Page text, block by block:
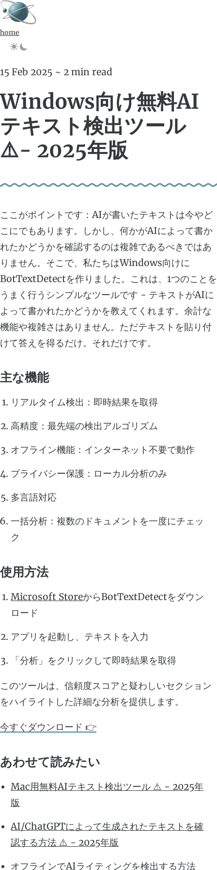
home
15 Feb 2025 ~ 2 min read
Windows向け無料AI
テキスト検出ツール
⚠️- 2025年版
ここがポイントです：AIが書いたテキストは今やど
こにでもあります。しかし、何かがAIによって書か
れたかどうかを確認するのは複雑であるべきではあ
りません。そこで、私たちはWindows向けに
BotTextDetectを作りました。これは、1つのことを
うまく行うシンプルなツールです - テキストがAIに
よって書かれたかどうかを教えてくれます。余計な
機能や複雑さはありません。ただテキストを貼り付
けて答えを得るだけ。それだけです。
主な機能
リアルタイム検出：即時結果を取得
高精度：最先端の検出アルゴリズム
オフライン機能：インターネット不要で動作
プライバシー保護：ローカル分析のみ
多言語対応
一括分析：複数のドキュメントを一度にチェッ
ク
使用方法
Microsoft StoreからBotTextDetectをダウン
ロード
アプリを起動し、テキストを入力
「分析」をクリックして即時結果を取得
このツールは、信頼度スコアと疑わしいセクション
をハイライトした詳細な分析を提供します。
今すぐダウンロード 👉
あわせて読みたい
Mac用無料AIテキスト検出ツール ⚠️ - 2025年
版
AI/ChatGPTによって生成されたテキストを確
認する方法 ⚠️ - 2025年版
オフラインでAIライティングを検出する方法